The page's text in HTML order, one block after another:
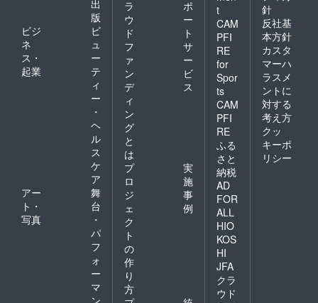
出
版
ビジ
ネ
ス・
起業
ビ
ュ
ー
テ
ィ
ー
・
ヘ
ル
ス
ケ
ア
アー
ト・
写真
舞
台
・
パ
フ
ォ
ー
マ
ン
ラ
ウ
ド
フ
ァ
ン
デ
ィ
ン
グ
と
は
ポ
ー
ト
サ
ー
ビ
ス
プ
ロ
ジ
ェ
ク
ト
の
作
り
方
実
施
事
例
t
CAM
PFI
RE
for
Spor
ts
CAM
PFI
RE
ふる
さと
納税
AD
FOR
ALL
HIO
KOS
HI
JFA
クラ
ウド
針
反社基
本方針
カスタ
マーハ
ラスメ
ントに
対する
考え方
クッ
キーポ
リシー